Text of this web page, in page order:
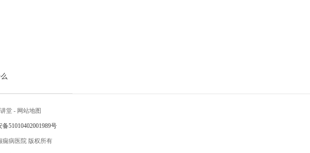
堂 - 网站地图
备51010402001989号
痫病医院 版权所有